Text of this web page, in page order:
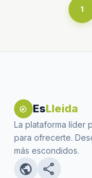
1
explore EsLleida
La plataforma líder
para ofrecerte.
más escondidos.
public share